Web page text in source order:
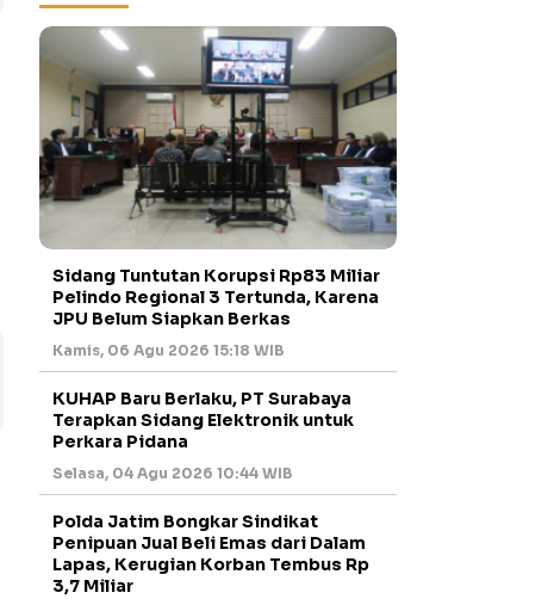
Sidang Tuntutan Korupsi Rp83 Miliar
Pelindo Regional 3 Tertunda, Karena
JPU Belum Siapkan Berkas
Kamis, 06 Agu 2026 15:18 WIB
KUHAP Baru Berlaku, PT Surabaya
Terapkan Sidang Elektronik untuk
Perkara Pidana
Selasa, 04 Agu 2026 10:44 WIB
Polda Jatim Bongkar Sindikat
Penipuan Jual Beli Emas dari Dalam
Lapas, Kerugian Korban Tembus Rp
3,7 Miliar